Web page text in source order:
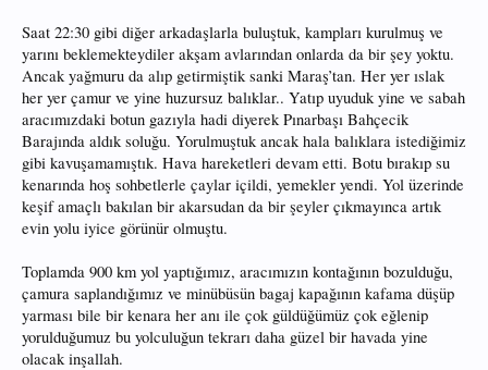
Saat 22:30 gibi diğer arkadaşlarla buluştuk, kampları kurulmuş ve
yarını beklemekteydiler akşam avlarından onlarda da bir şey yoktu.
Ancak yağmuru da alıp getirmiştik sanki Maraş’tan. Her yer ıslak
her yer çamur ve yine huzursuz balıklar.. Yatıp uyuduk yine ve sabah
aracımızdaki botun gazıyla hadi diyerek Pınarbaşı Bahçecik
Barajında aldık soluğu. Yorulmuştuk ancak hala balıklara istediğimiz
gibi kavuşamamıştık. Hava hareketleri devam etti. Botu bırakıp su
kenarında hoş sohbetlerle çaylar içildi, yemekler yendi. Yol üzerinde
keşif amaçlı bakılan bir akarsudan da bir şeyler çıkmayınca artık
evin yolu iyice görünür olmuştu.
Toplamda 900 km yol yaptığımız, aracımızın kontağının bozulduğu,
çamura saplandığımız ve minübüsün bagaj kapağının kafama düşüp
yarması bile bir kenara her anı ile çok güldüğümüz çok eğlenip
yorulduğumuz bu yolculuğun tekrarı daha güzel bir havada yine
olacak inşallah.